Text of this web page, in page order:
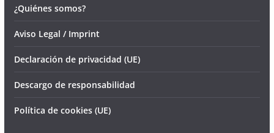
¿Quiénes somos?
Aviso Legal / Imprint
Declaración de privacidad (UE)
Descargo de responsabilidad
Política de cookies (UE)